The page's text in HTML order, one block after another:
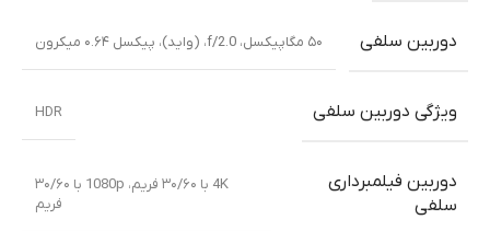
دوربین سلفی ۵۰ مگاپیکسل، f/2.0، (واید)، پیکسل ۰.۶۴ میکرون
ویژگی دوربین سلفی HDR
دوربین فیلمبرداری
سلفی
4K با ۳۰/۶۰ فریم، 1080p با ۳۰/۶۰
فریم